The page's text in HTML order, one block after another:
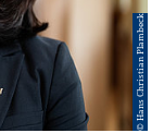
© Hans Christian Plambeck